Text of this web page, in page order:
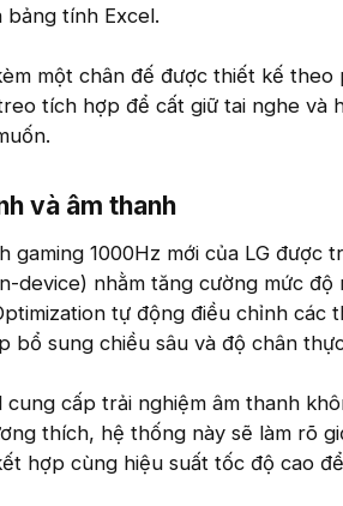
bảng tính Excel.
một chân đế được thiết kế theo
tích hợp để cất giữ tai nghe và
và âm thanh​
gaming 1000Hz mới của LG được
device) nhằm tăng cường mức độ
tự động điều chỉnh các
bổ sung chiều sâu và độ chân
cấp trải nghiệm âm thanh
thích, hệ thống này sẽ làm rõ
hợp cùng hiệu suất tốc độ cao